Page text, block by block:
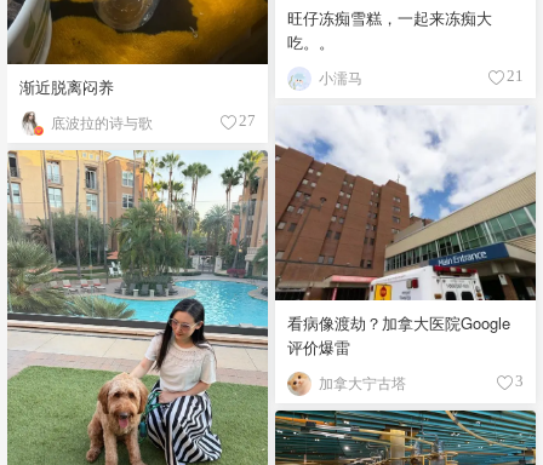
旺仔冻痴雪糕，一起来冻痴大
吃。。
小濡马 21
渐近脱离闷养
底波拉的诗与歌 27
看病像渡劫？加拿大医院Google
评价爆雷
加拿大宁古塔 3